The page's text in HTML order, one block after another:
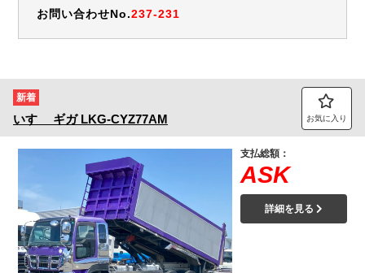
お問い合わせNo.237-231
新着
いすゞ ギガ LKG-CYZ77AM お気に入り
支払総額：
ASK
詳細を見る